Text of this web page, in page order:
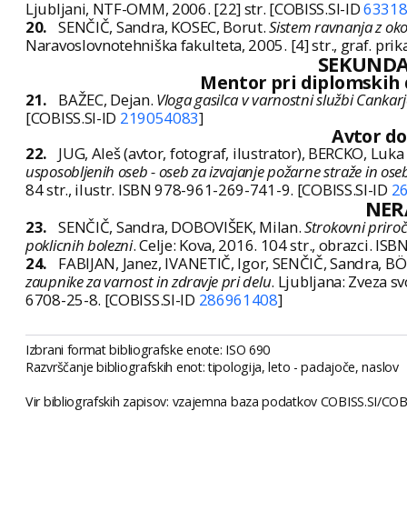
Ljubljani, NTF-OMM, 2006. [22] str. [COBISS.SI-ID
20. SENČIČ, Sandra, KOSEC, Borut.Sistem ravnanja z
Naravoslovnotehniška fakulteta, 2005. [4] str., graf.
Mentor pri diplomskih
21. BAŽEC, Dejan. Vloga gasilca v varnostni službi
[COBISS.SI-ID 219054083]
Avtor
22.
JUG, Aleš (avtor, fotograf, ilustrator), BERCKO,
usposobljenih oseb - oseb za izvajanje požarne straže in
84 str., ilustr. ISBN 978-961-269-741-9. [COBISS.SI-ID
23. SENČIČ, Sandra, DOBOVIŠEK, Milan.Strokovni
poklicnih bolezni. Celje: Kova, 2016. 104 str., obrazci.
24.
FABIJAN, Janez, IVANETIČ, Igor, SENČIČ, Sandra,
zaupnike za varnost in zdravje pri delu. Ljubljana: Zveza
6708-25-8. [COBISS.SI-ID 286961408]
Izbrani format bibliografske enote: ISO 690
Razvrščanje bibliografskih enot: tipologija, leto - padajoče, naslov
Vir bibliografskih zapisov: vzajemna baza podatkov COBISS.SI/